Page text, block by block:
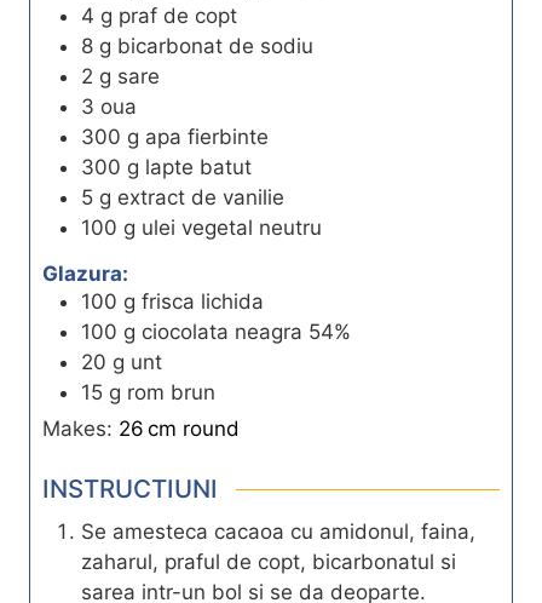
4 g praf de copt
8 g bicarbonat de sodiu
2 g sare
3 oua
300 g apa fierbinte
300 g lapte batut
5 g extract de vanilie
100 g ulei vegetal neutru
Glazura:
100 g frisca lichida
100 g ciocolata neagra 54%
20 g unt
15 g rom brun
Makes: 26 cm round
INSTRUCTIUNI
Se amesteca cacaoa cu amidonul, faina,
zaharul, praful de copt, bicarbonatul si
sarea intr-un bol si se da deoparte.